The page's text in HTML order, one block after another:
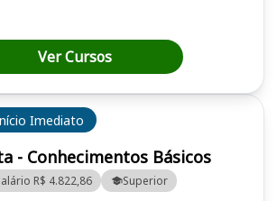
Imediato
- Conhecimentos Básicos
R$ 4.822,86 Superior
Ver Cursos